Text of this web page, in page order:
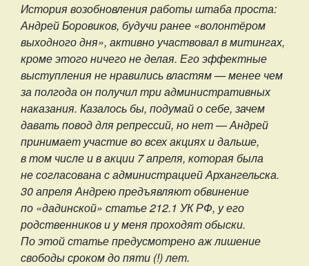
История возобновления работы штаба проста:
Андрей Боровиков, будучи ранее «волонтёром
выходного дня», активно участвовал в митингах,
кроме этого ничего не делая. Его эффектные
выступления не нравились властям — менее чем
за полгода он получил три административных
наказания. Казалось бы, подумай о себе, зачем
давать повод для репрессий, но нет — Андрей
принимает участие во всех акциях и дальше,
в том числе и в акции 7 апреля, которая была
не согласована с администрацией Архангельска.
30 апреля Андрею предъявляют обвинение
по «дадинской» статье 212.1 УК РФ, у его
родственников и у меня проходят обыски.
По этой статье предусмотрено аж лишение
свободы сроком до пяти (!) лет.